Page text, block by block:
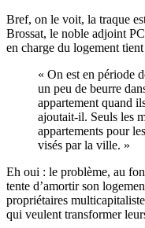
Bref, on le voit, la traque
Brossat, le noble adjoint
en charge du logement
« On est en période
un peu de beurre
appartement quand
ajoutait-il. Seuls les
appartements pour
visés par la ville. »
Eh oui : le problème, au
tente d’amortir son
propriétaires
qui veulent transformer